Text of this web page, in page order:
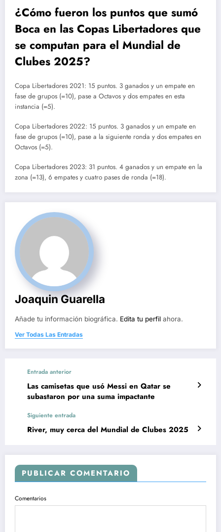
¿Cómo fueron los puntos que sumó
Boca en las Copas Libertadores que
se computan para el Mundial de
Clubes 2025?
Copa Libertadores 2021: 15 puntos. 3 ganados y un empate en
fase de grupos (=10), pase a Octavos y dos empates en esta
instancia (=5).
Copa Libertadores 2022: 15 puntos. 3 ganados y un empate en
fase de grupos (=10), pase a la siguiente ronda y dos empates en
Octavos (=5).
Copa Libertadores 2023: 31 puntos. 4 ganados y un empate en la
zona (=13), 6 empates y cuatro pases de ronda (=18).
Joaquin Guarella
Añade tu información biográfica. Edita tu perfil ahora.
Ver Todas Las Entradas
Entrada anterior
Las camisetas que usó Messi en Qatar se
subastaron por una suma impactante
Siguiente entrada
River, muy cerca del Mundial de Clubes 2025
PUBLICAR COMENTARIO
Comentarios